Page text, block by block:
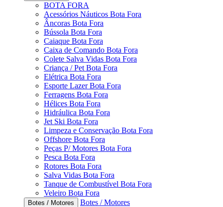
BOTA FORA
Acessórios Náuticos Bota Fora
Âncoras Bota Fora
Bússola Bota Fora
Caiaque Bota Fora
Caixa de Comando Bota Fora
Colete Salva Vidas Bota Fora
Criança / Pet Bota Fora
Elétrica Bota Fora
Esporte Lazer Bota Fora
Ferragens Bota Fora
Hélices Bota Fora
Hidráulica Bota Fora
Jet Ski Bota Fora
Limpeza e Conservação Bota Fora
Offshore Bota Fora
Peças P/ Motores Bota Fora
Pesca Bota Fora
Rotores Bota Fora
Salva Vidas Bota Fora
Tanque de Combustível Bota Fora
Veleiro Bota Fora
Botes / Motores
Botes / Motores